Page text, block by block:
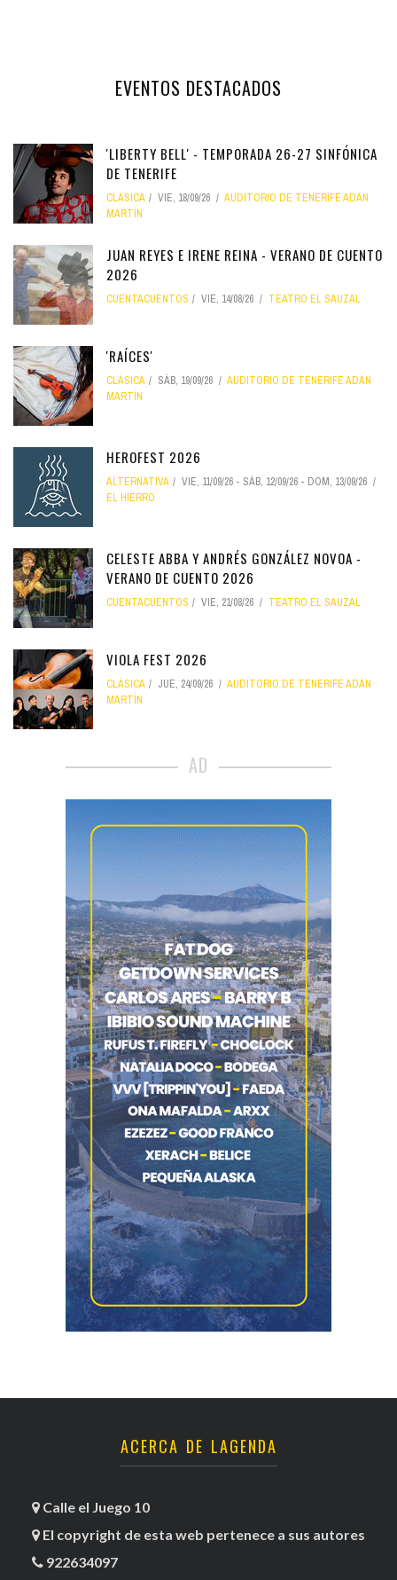
EVENTOS DESTACADOS
'LIBERTY BELL' - TEMPORADA 26-27 SINFÓNICA
DE TENERIFE
CLÁSICA VIE, 18/09/26
AUDITORIO DE TENERIFE ADÁN
MARTÍN
JUAN REYES E IRENE REINA - VERANO DE CUENTO
2026
CUENTACUENTOS VIE, 14/08/26 TEATRO EL SAUZAL
'RAÍCES'
CLÁSICA SÁB, 19/09/26
AUDITORIO DE TENERIFE ADÁN
MARTÍN
HEROFEST 2026
ALTERNATIVA VIE, 11/09/26 - SÁB, 12/09/26 - DOM, 13/09/26
EL HIERRO
CELESTE ABBA Y ANDRÉS GONZÁLEZ NOVOA -
VERANO DE CUENTO 2026
CUENTACUENTOS VIE, 21/08/26 TEATRO EL SAUZAL
VIOLA FEST 2026
CLÁSICA JUE, 24/09/26
AUDITORIO DE TENERIFE ADÁN
MARTÍN
AD
ACERCA DE LAGENDA
Calle el Juego 10
El copyright de esta web pertenece a sus autores
922634097